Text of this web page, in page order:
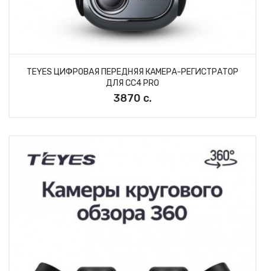
TEYES ЦИФРОВАЯ ПЕРЕДНЯЯ КАМЕРА-РЕГИСТРАТОР
ДЛЯ CC4 PRO
3870 с.